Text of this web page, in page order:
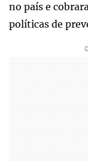
no país e
políticas de